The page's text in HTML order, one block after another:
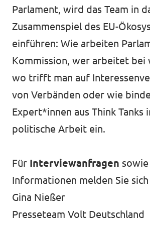
Parlament, wird das Team in
Zusammenspiel des EU-
einführen: Wie arbeiten
Kommission, wer arbeitet bei
wo trifft man auf
von Verbänden oder wie
Expert*innen aus Think Tanks
politische Arbeit ein.
Für Interviewanfragen
Informationen melden Sie
Gina Nießer
Presseteam Volt Deutschland